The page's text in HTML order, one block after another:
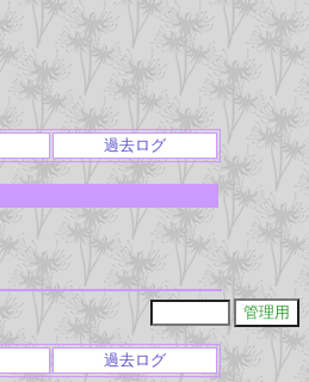
過去ログ
過去ログ